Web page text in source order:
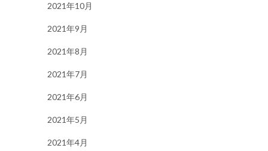
2021年10月
2021年9月
2021年8月
2021年7月
2021年6月
2021年5月
2021年4月